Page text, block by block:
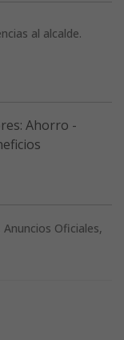
al alcalde.
Ahorro -
Oficiales,